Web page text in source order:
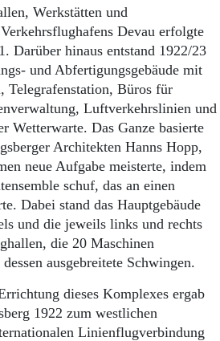
Werkstätten und
Devau erfolgte
Darüber hinaus entstand 1922/23
und Abfertigungsgebäude mit
Telegrafenstation, Büros für
Luftverkehrslinien und
Wetterwarte. Das Ganze basierte
Architekten Hanns Hopp,
neue Aufgabe meisterte, indem
schuf, das an einen
Dabei stand das Hauptgebäude
und die jeweils links und rechts
die 20 Maschinen
ausgebreitete Schwingen.
dieses Komplexes ergab
1922 zum westlichen
Linienflugverbindung